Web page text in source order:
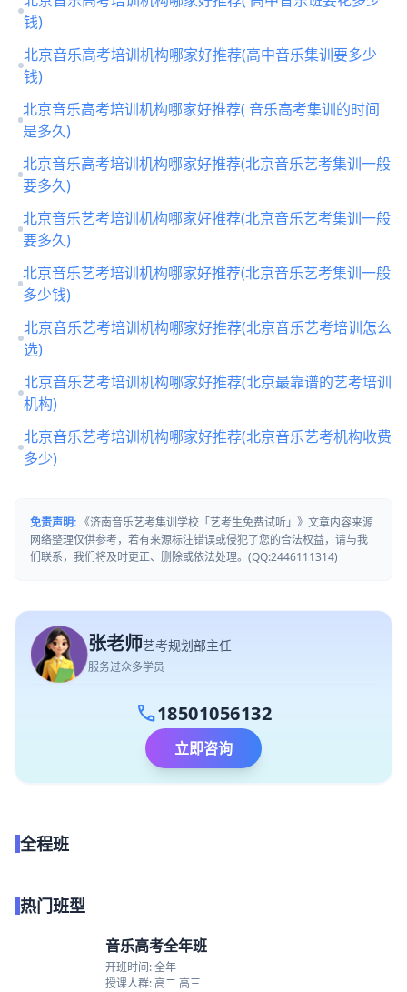
钱)
北京音乐高考培训机构哪家好推荐(高中音乐集训要多少
钱)
北京音乐高考培训机构哪家好推荐( 音乐高考集训的时间
是多久)
北京音乐高考培训机构哪家好推荐(北京音乐艺考集训一般
要多久)
北京音乐艺考培训机构哪家好推荐(北京音乐艺考集训一般
要多久)
北京音乐艺考培训机构哪家好推荐(北京音乐艺考集训一般
多少钱)
北京音乐艺考培训机构哪家好推荐(北京音乐艺考培训怎么
选)
北京音乐艺考培训机构哪家好推荐(北京最靠谱的艺考培训
机构)
北京音乐艺考培训机构哪家好推荐(北京音乐艺考机构收费
多少)
免责声明: 《济南音乐艺考集训学校「艺考生免费试听」》文章内容来源
网络整理仅供参考，若有来源标注错误或侵犯了您的合法权益，请与我
们联系，我们将及时更正、删除或依法处理。(QQ:2446111314)
张老师艺考规划部主任
服务过众多学员
call18501056132
立即咨询
全程班
热门班型
音乐高考全年班
开班时间: 全年
授课人群: 高二 高三